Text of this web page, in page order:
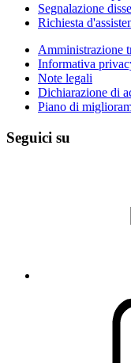
Segnalazione
Richiesta
Amministrazione
Informativa
Note legali
Dichiarazione di
Piano di
Seguici su